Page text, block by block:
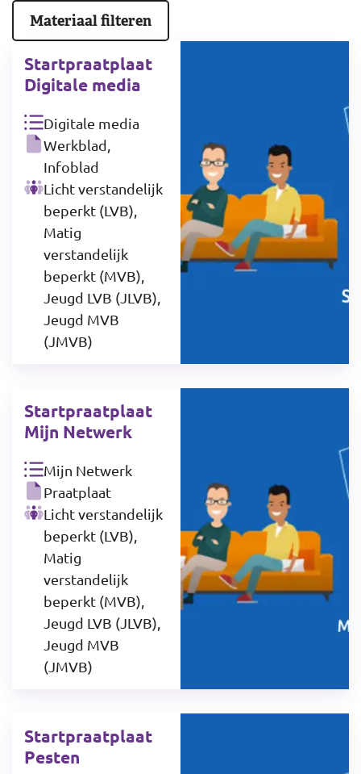
Materiaal filteren
Startpraatplaat
Digitale media
Digitale media
Werkblad,
Infoblad
Licht verstandelijk
beperkt (LVB),
Matig
verstandelijk
beperkt (MVB),
Jeugd LVB (JLVB),
Jeugd MVB
(JMVB)
Startpraatplaat
Mijn Netwerk
Mijn Netwerk
Praatplaat
Licht verstandelijk
beperkt (LVB),
Matig
verstandelijk
beperkt (MVB),
Jeugd LVB (JLVB),
Jeugd MVB
(JMVB)
Startpraatplaat
Pesten